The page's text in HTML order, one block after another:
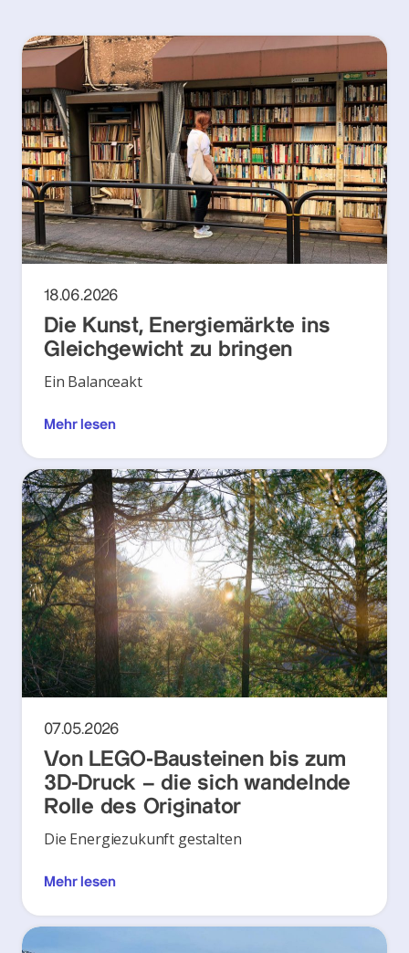
18.06.2026
Die Kunst, Energiemärkte ins
Gleichgewicht zu bringen
Ein Balanceakt
Mehr lesen
07.05.2026
Von LEGO‑Bausteinen bis zum
3D‑Druck – die sich wandelnde
Rolle des Originator
Die Energiezukunft gestalten
Mehr lesen